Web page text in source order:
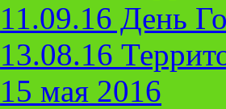
11.09.16 День
13.08.16
15 мая 2016